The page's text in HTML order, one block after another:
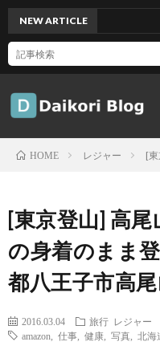
NEW ARTICLE
HOME レジャー [
[東京登山] 高
の身着のまま
都八王子市高尾
2016.03.04 旅行
レジャー
amazon
仕事 健康 写真 北海